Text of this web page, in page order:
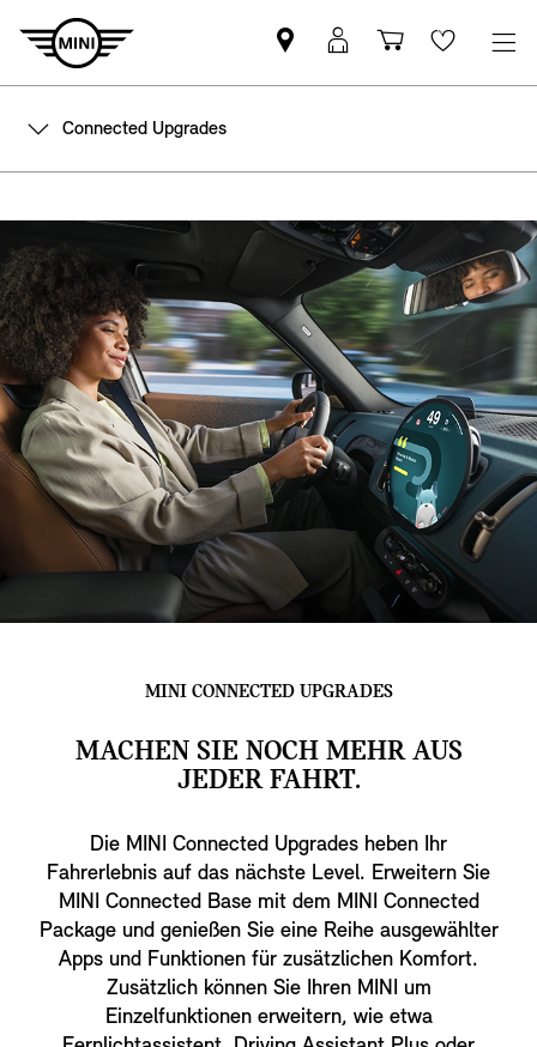
MINI
Partner
Mein
MINI
Wishlist
Connected Upgrades
MINI CONNECTED UPGRADES
MACHEN SIE NOCH MEHR AUS
JEDER FAHRT.
Die MINI Connected Upgrades heben Ihr
Fahrerlebnis auf das nächste Level. Erweitern Sie
MINI Connected Base mit dem MINI Connected
Package und genießen Sie eine Reihe ausgewählter
Apps und Funktionen für zusätzlichen Komfort.
Zusätzlich können Sie Ihren MINI um
Einzelfunktionen erweitern, wie etwa